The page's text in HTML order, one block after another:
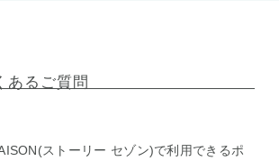
あるご質問
ストーリー セゾン)で利用できるポ